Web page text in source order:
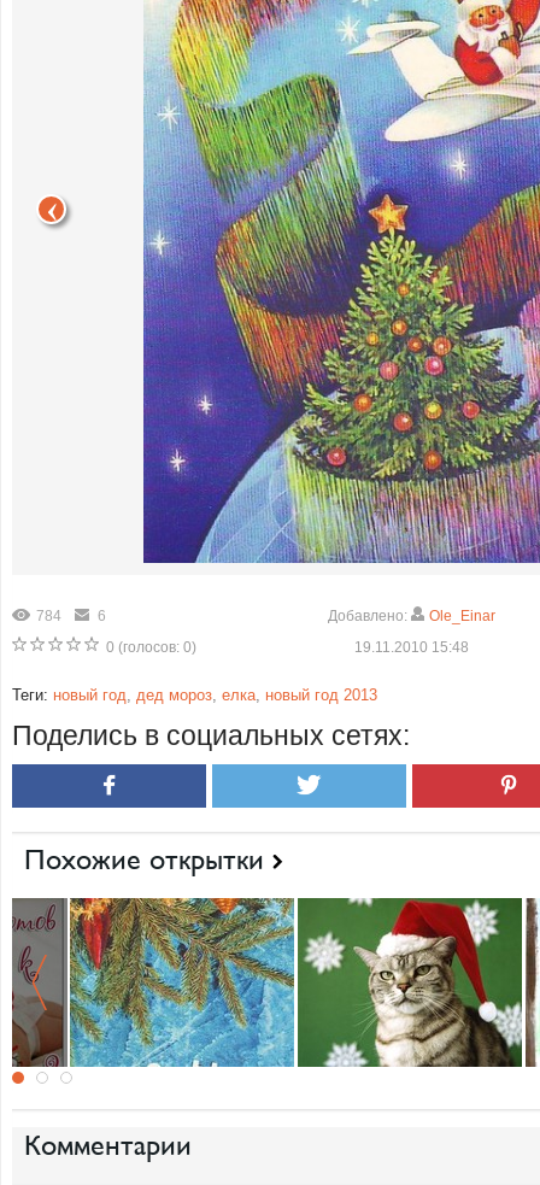
784
6
0 (голосов: 0)
Добавлено:
Ole_Einar
19.11.2010 15:48
Теги: новый год, дед мороз, елка, новый год 2013
Поделись в социальных сетях:
Похожие открытки
Комментарии